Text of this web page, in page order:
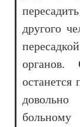
другого
довольно